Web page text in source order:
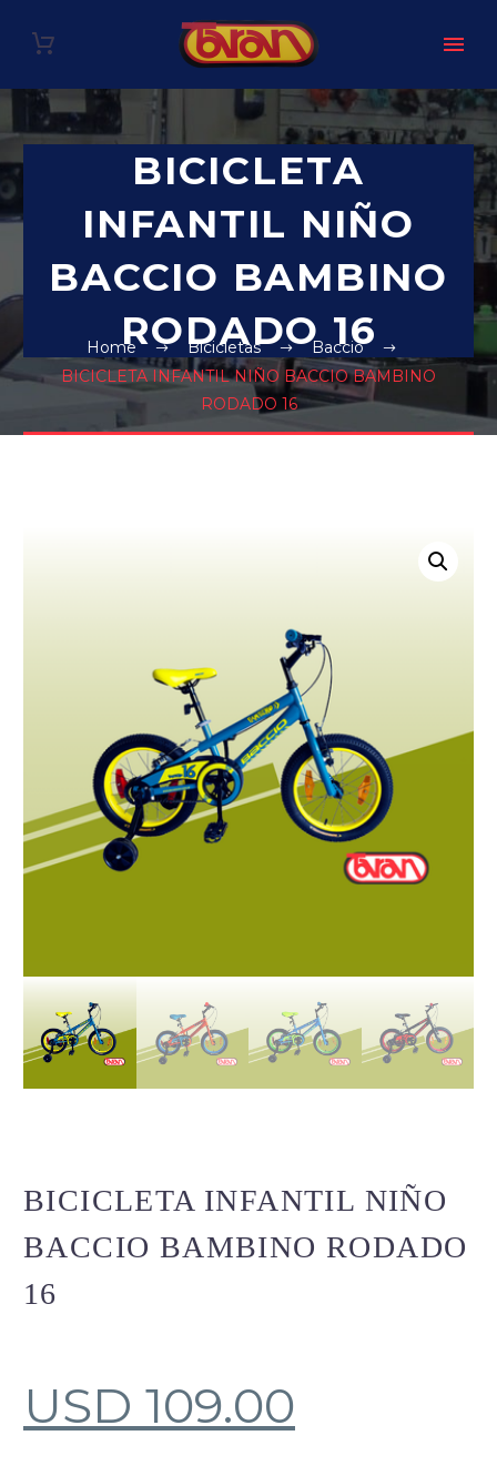
BICICLETA
INFANTIL NIÑO
BACCIO BAMBINO
RODADO 16
Home Bicicletas
Baccio
BICICLETA INFANTIL NIÑO BACCIO BAMBINO
RODADO 16
BICICLETA INFANTIL NIÑO
BACCIO BAMBINO RODADO
16
USD 109.00